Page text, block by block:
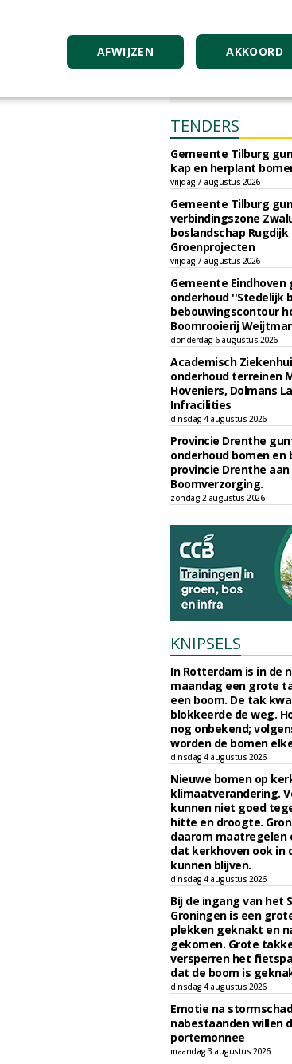
TENDERS
Gemeente Tilburg
kap en herplant
vrijdag 7 augustus 2026
Gemeente Tilburg
verbindingszone
boslandschap Rugdijk
Groenprojecten
vrijdag 7 augustus 2026
Gemeente
onderhoud ''Stedelijk
bebouwingscontour
Boomrooierij
donderdag 6 augustus 2026
Academisch
onderhoud terreinen
Hoveniers, Dolmans
Infracilities
dinsdag 4 augustus 2026
Provincie Drenthe
onderhoud bomen en
provincie Drenthe aan
Boomverzorging.
zondag 2 augustus 2026
KNIPSELS
In Rotterdam is in de
maandag een grote
een boom. De tak
blokkeerde de weg.
nog onbekend;
worden de bomen
dinsdag 4 augustus 2026
Nieuwe bomen op
klimaatverandering.
kunnen niet goed
hitte en droogte.
daarom maatregelen
dat kerkhoven ook in
kunnen blijven.
dinsdag 4 augustus 2026
Bij de ingang van het
Groningen is een
plekken geknakt en
gekomen. Grote
versperren het
dat de boom is
dinsdag 4 augustus 2026
Emotie na
nabestaanden willen
portemonnee
maandag 3 augustus 2026
AKKOORD
AFWIJZEN